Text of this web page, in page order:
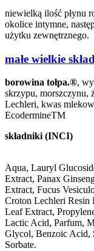
niewielką ilość płynu
okolice intymne,
użytku zewnętrznego.
małe wielkie
borowina tołpa.®,
skrzypu, morszczynu,
Lechleri, kwas
EcodermineTM
składniki (INCI)
Aqua, Lauryl
Extract, Panax
Extract, Fucus
Croton Lechleri Resin
Leaf Extract,
Lactic Acid, Parfum,
Glycol, Benzoic Acid,
Sorbate.